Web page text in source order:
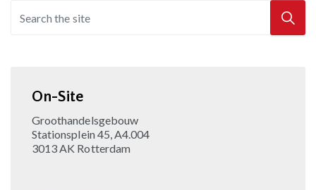
On-Site
Groothandelsgebouw
Stationsplein 45, A4.004
3013 AK Rotterdam